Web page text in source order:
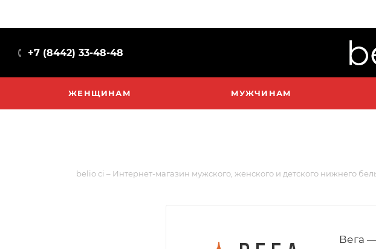
+7 (8442) 33-48-48
ЖЕНЩИНАМ МУЖЧИНАМ
belio ci – Интернет-магазин мужского, женского и детского нижнего
Вега